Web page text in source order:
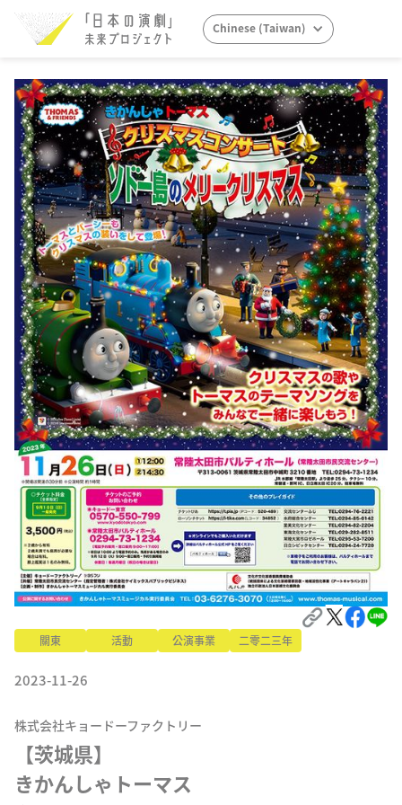
Chinese (Taiwan)
關東 活動 公演事業 二零二三年
2023-11-26
株式会社キョードーファクトリー
【茨城県】
きかんしゃトーマス